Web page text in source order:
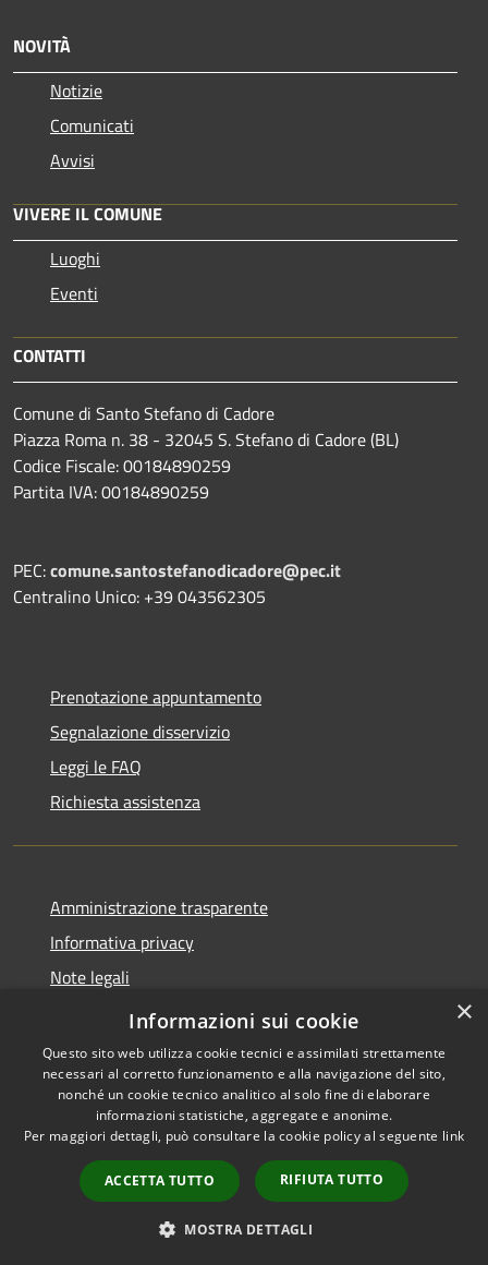
NOVITÀ
Notizie
Comunicati
Avvisi
VIVERE IL COMUNE
Luoghi
Eventi
CONTATTI
Comune di Santo Stefano di Cadore
Piazza Roma n. 38 - 32045 S. Stefano di Cadore (BL)
Codice Fiscale: 00184890259
Partita IVA: 00184890259
PEC:comune.santostefanodicadore@pec.it
Centralino Unico: +39 043562305
Prenotazione appuntamento
Segnalazione disservizio
Leggi le FAQ
Richiesta assistenza
Amministrazione trasparente
Informativa privacy
Note legali
Dichiarazione di accessibilità
Accessibilità
Copyright © 2026 • Comune di
Santo Stefano di Cadore •
Powered byMunicipium
Accesso redazione
×
Informazioni sui cookie
Questo sito web utilizza cookie tecnici e assimilati strettamente
necessari al corretto funzionamento e alla navigazione del sito,
nonché un cookie tecnico analitico al solo fine di elaborare
informazioni statistiche, aggregate e anonime.
Per maggiori dettagli, può consultare la cookie policy al seguente link
ACCETTA TUTTO RIFIUTA TUTTO
MOSTRA DETTAGLI